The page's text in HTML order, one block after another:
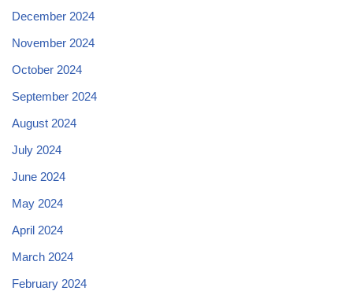
December 2024
November 2024
October 2024
September 2024
August 2024
July 2024
June 2024
May 2024
April 2024
March 2024
February 2024